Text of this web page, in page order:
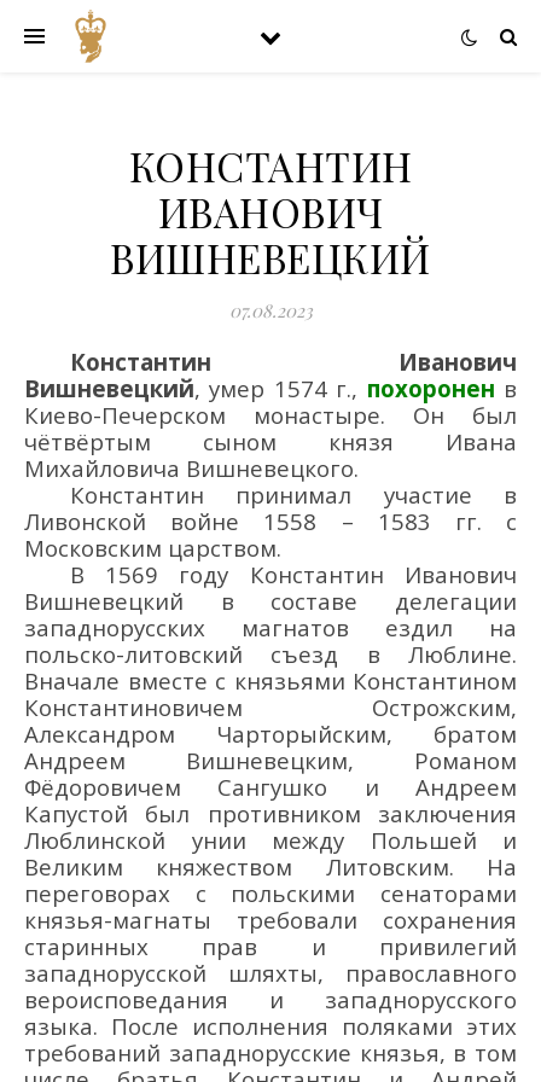
КОНСТАНТИН
ИВАНОВИЧ
ВИШНЕВЕЦКИЙ
07.08.2023
Константин Иванович
Вишневецкий, умер 1574 г., похоронен в
Киево-Печерском монастыре. Он был
чётвёртым сыном князя Ивана
Михайловича Вишневецкого.
Константин принимал участие в
Ливонской войне 1558 – 1583 гг. с
Московским царством.
В 1569 году Константин Иванович
Вишневецкий в составе делегации
западнорусских магнатов ездил на
польско-литовский съезд в Люблине.
Вначале вместе с князьями Константином
Константиновичем Острожским,
Александром Чарторыйским, братом
Андреем Вишневецким, Романом
Фёдоровичем Сангушко и Андреем
Капустой был противником заключения
Люблинской унии между Польшей и
Великим княжеством Литовским. На
переговорах с польскими сенаторами
князья-магнаты требовали сохранения
старинных прав и привилегий
западнорусской шляхты, православного
вероисповедания и западнорусского
языка. После исполнения поляками этих
требований западнорусские князья, в том